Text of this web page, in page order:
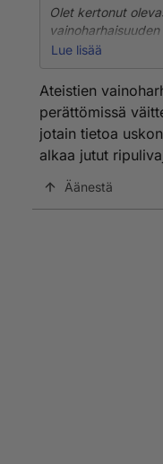
Olet kertonut
vainoharhaisuus
Lue lisää
Ateistien
perättömissä
jotain tietoa
alkaa jutut
Äänestä